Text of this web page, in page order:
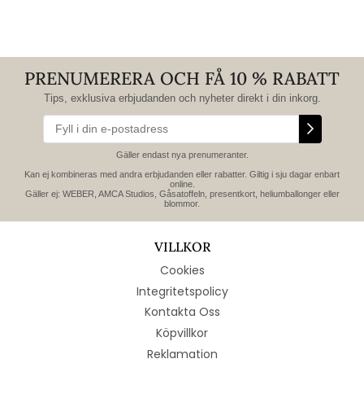
PRENUMERERA OCH FÅ 10 % RABATT
Tips, exklusiva erbjudanden och nyheter direkt i din inkorg.
Gäller endast nya prenumeranter.
Kan ej kombineras med andra erbjudanden eller rabatter. Giltig i sju dagar enbart
online.
Gäller ej: WEBER, AMCA Studios, Gåsatoffeln, presentkort, heliumballonger eller
blommor.
VILLKOR
Cookies
Integritetspolicy
Kontakta Oss
Köpvillkor
Reklamation